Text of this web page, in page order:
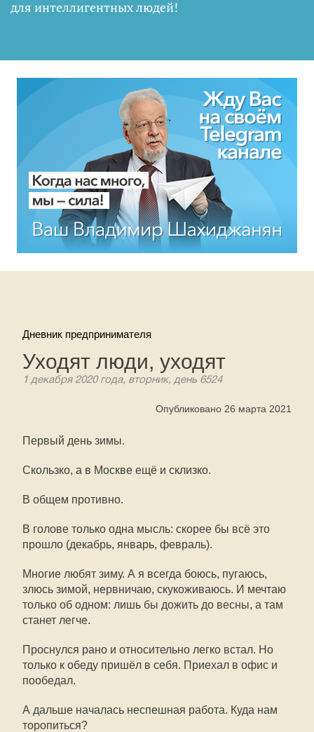
для интеллигентных людей!
Дневник предпринимателя
Уходят люди, уходят
1 декабря 2020 года, вторник, день 6524
Опубликовано 26 марта 2021
Первый день зимы.
Скользко, а в Москве ещё и склизко.
В общем противно.
В голове только одна мысль: скорее бы всё это
прошло (декабрь, январь, февраль).
Многие любят зиму. А я всегда боюсь, пугаюсь,
злюсь зимой, нервничаю, скукоживаюсь. И мечтаю
только об одном: лишь бы дожить до весны, а там
станет легче.
Проснулся рано и относительно легко встал. Но
только к обеду пришёл в себя. Приехал в офис и
пообедал.
А дальше началась неспешная работа. Куда нам
торопиться?